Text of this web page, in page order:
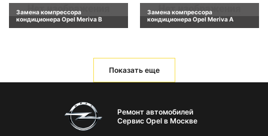
Замена компрессора
кондиционера Opel Meriva B
Замена компрессора
кондиционера Opel Meriva A
Показать еще
Ремонт автомобилей
Сервис Opel в Москве